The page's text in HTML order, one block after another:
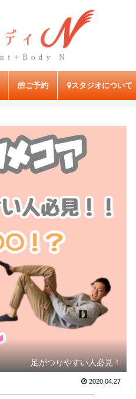
ご予約 スタジオについて
足がつりやすい人必見！
2020.04.27